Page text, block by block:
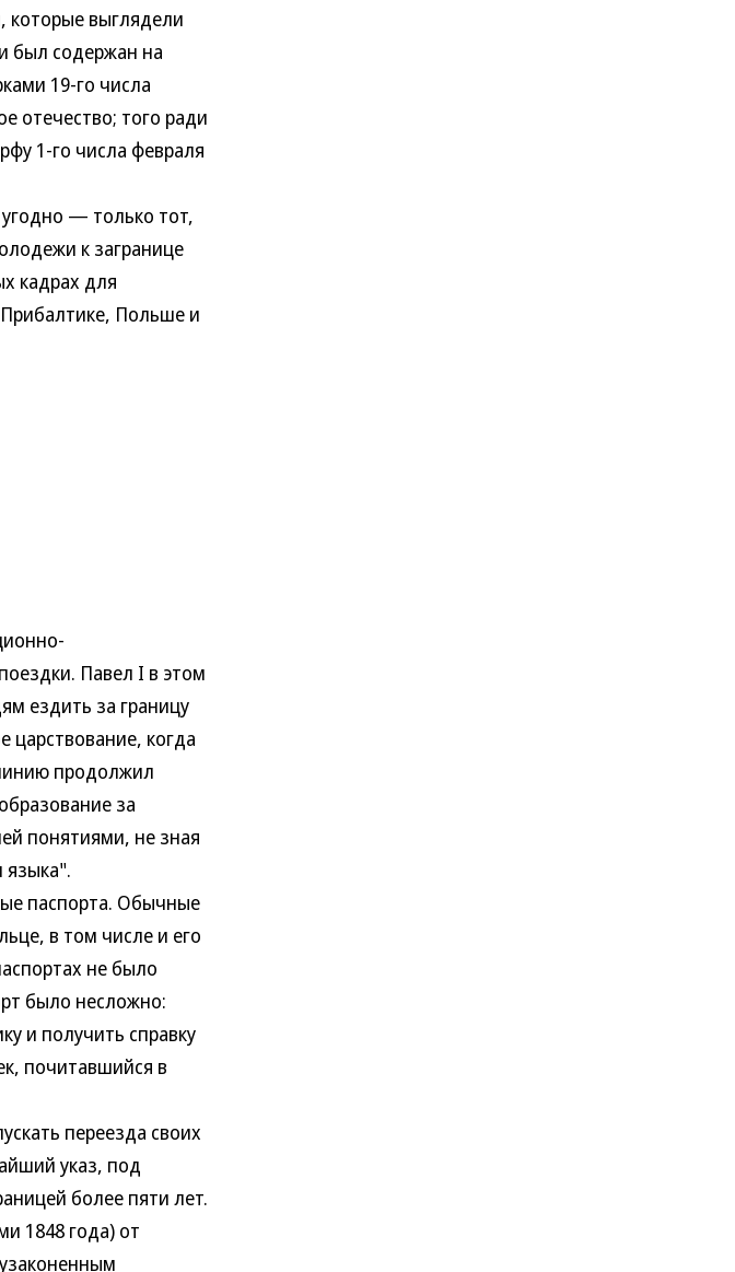
которые выглядели
был содержан на
19-го числа
отечество; того ради
1-го числа февраля
— только тот,
к загранице
кадрах для
Польше и
Павел I в этом
ездить за границу
царствование, когда
продолжил
за
понятиями, не зная
языка".
паспорта. Обычные
в том числе и его
не было
было несложно:
и получить справку
почитавшийся в
переезда своих
указ, под
более пяти лет.
1848 года) от